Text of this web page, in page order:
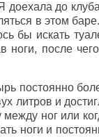
доехала до
в этом
бы искать
ноги, после
постоянно
литров и
между ног или
ноги и